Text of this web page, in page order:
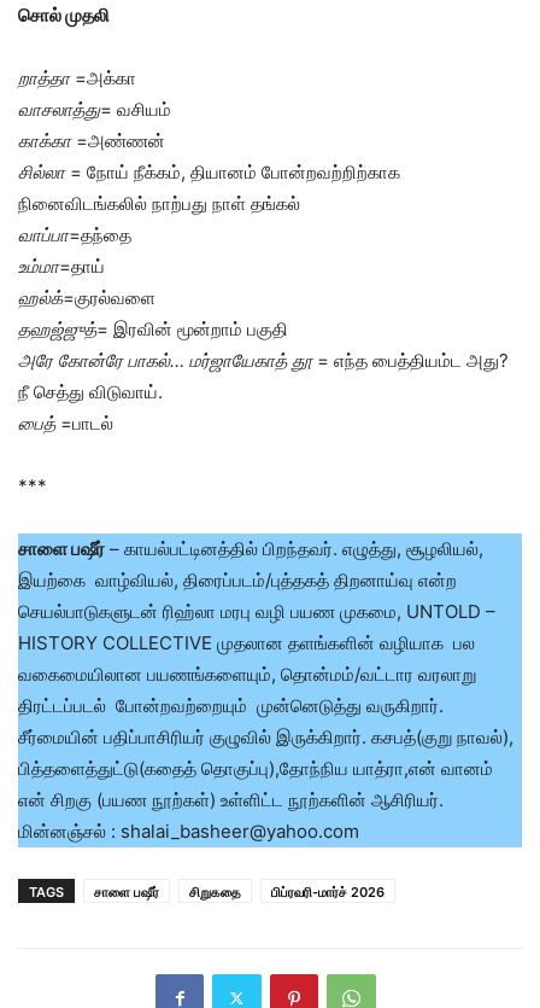
சொல் முதலி
றாத்தா =அக்கா
வாசலாத்து= வசியம்
காக்கா =அண்ணன்
சில்லா = நோய் நீக்கம், தியானம் போன்றவற்றிற்காக
நினைவிடங்கலில் நாற்பது நாள் தங்கல்
வாப்பா=தந்தை
உம்மா=தாய்
ஹல்க்=குரல்வளை
தஹஜ்ஜுத்= இரவின் மூன்றாம் பகுதி
அரே கோன்ரே பாகல்… மர்ஜாயேகாத் தூ= எந்த பைத்தியம்ட அது?
நீ செத்து விடுவாய்.
பைத் =பாடல்
***
சாளை பஷீர் – காயல்பட்டினத்தில் பிறந்தவர். எழுத்து, சூழலியல்,
இயற்கை வாழ்வியல், திரைப்படம்/புத்தகத் திறனாய்வு என்ற
செயல்பாடுகளுடன் ரிஹ்லா மரபு வழி பயண முகமை, UNTOLD –
HISTORY COLLECTIVE முதலான தளங்களின் வழியாக பல
வகைமையிலான பயணங்களையும், தொன்மம்/வட்டார வரலாறு
திரட்டப்படல் போன்றவற்றையும் முன்னெடுத்து வருகிறார்.
சீர்மையின் பதிப்பாசிரியர் குழுவில் இருக்கிறார். கசபத்(குறு நாவல்),
பித்தளைத்துட்டு(கதைத் தொகுப்பு),தோந்நிய யாத்ரா,என் வானம்
என் சிறகு (பயண நூற்கள்) உள்ளிட்ட நூற்களின் ஆசிரியர்.
மின்னஞ்சல் : shalai_basheer@yahoo.com
TAGS சாளை பஷீர் சிறுகதை பிப்ரவரி-மார்ச் 2026